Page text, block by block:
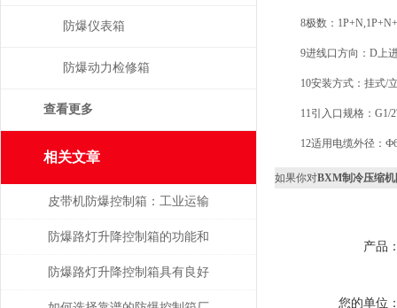
8极数：
9进线口方向：D上
10安装方式：挂式/
11引入口规格：G1/
12适用电缆外径：
如果你对BXM制冷压缩
产品
您的单位
防爆仪表箱
防爆动力检修箱
查看更多
相关文章
皮带机防爆控制箱：工业运输
的智能安全管家
防爆路灯升降控制箱的功能和
优势解析
防爆路灯升降控制箱具有良好